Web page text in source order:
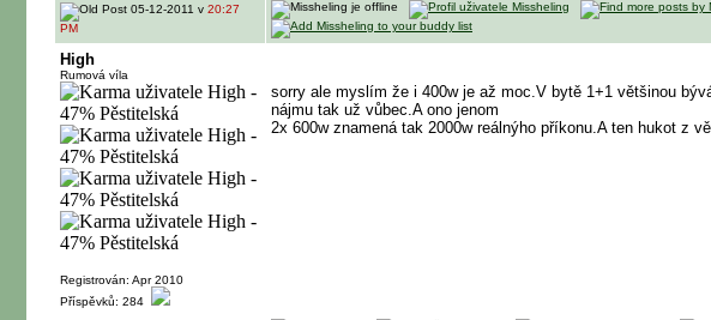
05-12-2011 v 20:27
PM
High
Rumová víla
Registrován: Apr 2010
Příspěvků: 284
sorry ale myslím že i 400w je až moc.V bytě 1+1 většinou
nájmu tak už vůbec.A ono jenom
2x 600w znamená tak 2000w reálnýho příkonu.A ten hukot z